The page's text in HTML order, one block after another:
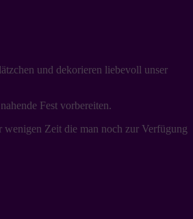
und dekorieren liebevoll unser
Fest vorbereiten.
Zeit die man noch zur Verfügung